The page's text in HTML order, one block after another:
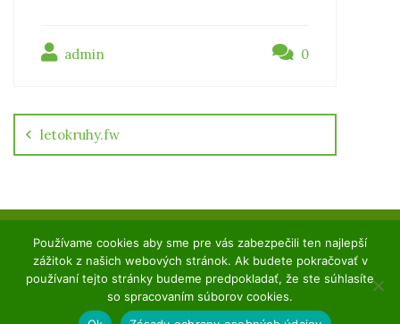
admin 0
v
článku
letokruhy.fw
Copyright ©2020 DESAL. Všetky práva vyhradené.
Designed by KAnet
O nás
GDPR Kontakt
Používame cookies aby sme pre vás zabezpečili ten najlepší
zážitok z našich webových stránok. Ak budete pokračovať v
používaní tejto stránky budeme predpokladať, že ste súhlasíte
so spracovaním súborov cookies.